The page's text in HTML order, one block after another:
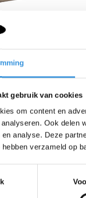
gebruik van cookies
om content en
Ook delen
analyse. Deze
verzameld op